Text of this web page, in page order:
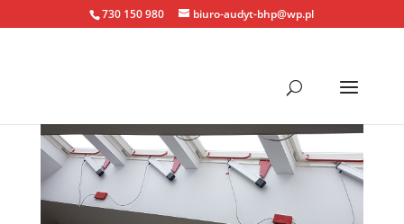
730 150 980 biuro-audyt-bhp@wp.pl